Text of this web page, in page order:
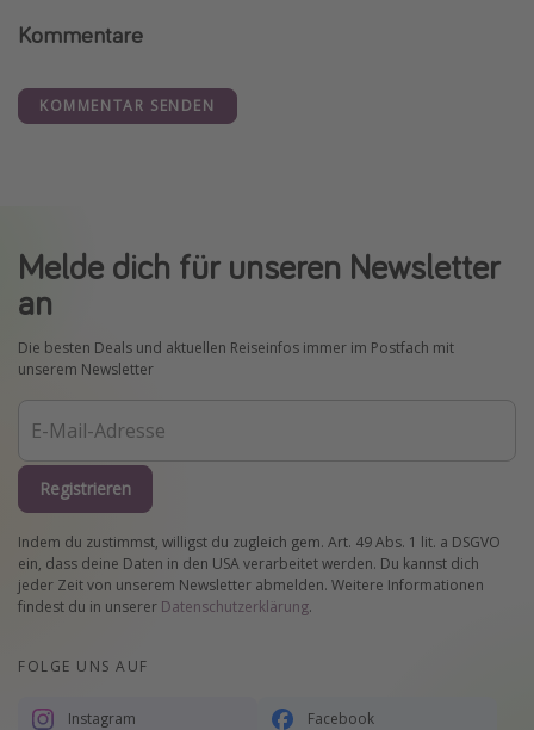
Kommentare
KOMMENTAR SENDEN
Melde dich für unseren Newsletter
an
Die besten Deals und aktuellen Reiseinfos immer im Postfach mit
unserem Newsletter
Registrieren
Indem du zustimmst, willigst du zugleich gem. Art. 49 Abs. 1 lit. a DSGVO
ein, dass deine Daten in den USA verarbeitet werden. Du kannst dich
jeder Zeit von unserem Newsletter abmelden. Weitere Informationen
findest du in unserer Datenschutzerklärung.
FOLGE UNS AUF
Instagram Facebook